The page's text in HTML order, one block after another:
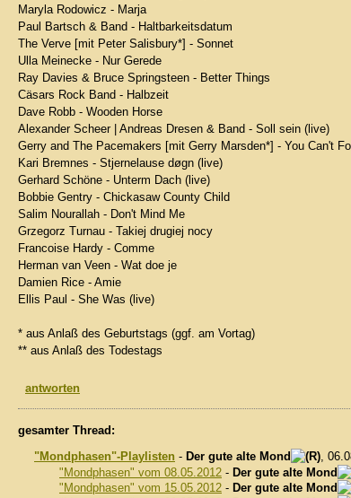
Maryla Rodowicz - Marja
Paul Bartsch & Band - Haltbarkeitsdatum
The Verve [mit Peter Salisbury*] - Sonnet
Ulla Meinecke - Nur Gerede
Ray Davies & Bruce Springsteen - Better Things
Cäsars Rock Band - Halbzeit
Dave Robb - Wooden Horse
Alexander Scheer | Andreas Dresen & Band - Soll sein (live)
Gerry and The Pacemakers [mit Gerry Marsden*] - You Can't
Kari Bremnes - Stjernelause døgn (live)
Gerhard Schöne - Unterm Dach (live)
Bobbie Gentry - Chickasaw County Child
Salim Nourallah - Don't Mind Me
Grzegorz Turnau - Takiej drugiej nocy
Francoise Hardy - Comme
Herman van Veen - Wat doe je
Damien Rice - Amie
Ellis Paul - She Was (live)
* aus Anlaß des Geburtstags (ggf. am Vortag)
** aus Anlaß des Todestags
antworten
gesamter Thread:
"Mondphasen"-Playlisten - Der gute alte Mond ,
"Mondphasen" vom 08.05.2012 - Der gute alte Mond
"Mondphasen" vom 15.05.2012 - Der gute alte Mond